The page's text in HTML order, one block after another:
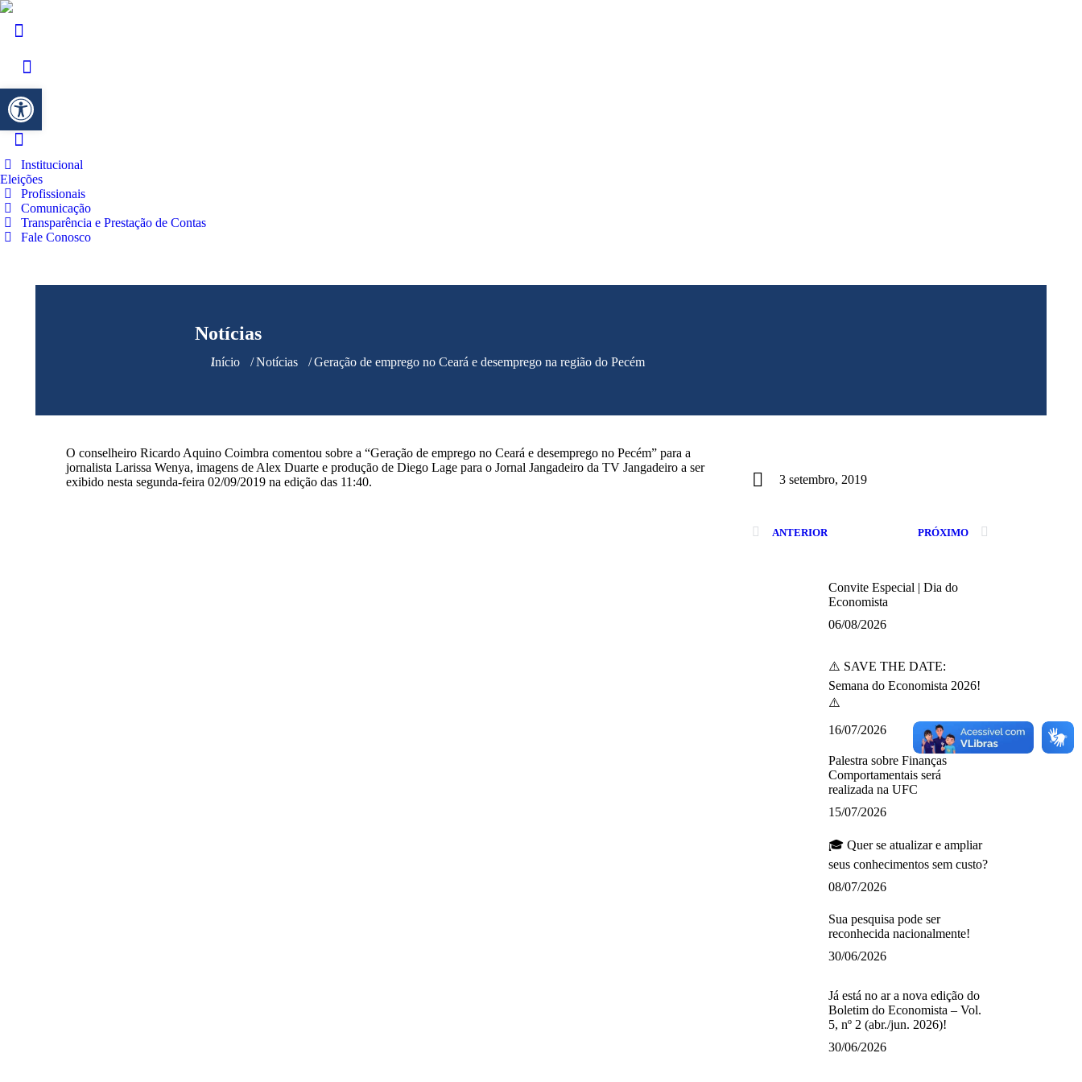
Institucional
Eleições
Profissionais
Comunicação
Transparência e Prestação de Contas
Fale Conosco
Notícias
Você está aqui:
Início Notícias Geração de emprego no Ceará e desemprego na região do Pecém
O conselheiro Ricardo Aquino Coimbra comentou sobre a “Geração de emprego no Ceará e desemprego no Pecém” para a
jornalista Larissa Wenya, imagens de Alex Duarte e produção de Diego Lage para o Jornal Jangadeiro da TV Jangadeiro a ser
exibido nesta segunda-feira 02/09/2019 na edição das 11:40.
3 setembro, 2019
ANTERIOR PRÓXIMO
Convite Especial | Dia do
Economista
06/08/2026
⚠️ SAVE THE DATE:
Semana do Economista 2026!
⚠️
16/07/2026
Palestra sobre Finanças
Comportamentais será
realizada na UFC
15/07/2026
🎓 Quer se atualizar e ampliar
seus conhecimentos sem custo?
08/07/2026
Sua pesquisa pode ser
reconhecida nacionalmente!
30/06/2026
Já está no ar a nova edição do
Boletim do Economista – Vol.
5, nº 2 (abr./jun. 2026)!
30/06/2026
Barra de Ferramentas Aberta